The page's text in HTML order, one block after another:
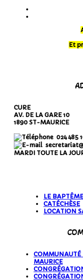
Et
CURE
AV. DE LA GARE 10
1890 ST-MAURICE
024 485
MARDI TOUTE LA
LE BAPTÊME
CATÉCHÈSE
LOCATION
COMMUNAUTÉ
MAURICE